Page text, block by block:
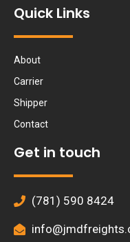
Quick Links
About
Carrier
Shipper
Contact
Get in touch
(781) 590 8424